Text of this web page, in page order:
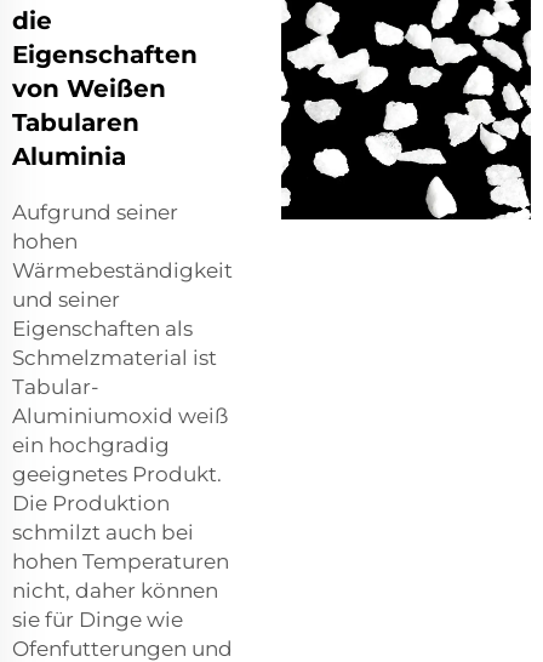
die
Eigenschaften
von Weißen
Tabularen
Aluminia
Aufgrund seiner
hohen
Wärmebeständigkeit
und seiner
Eigenschaften als
Schmelzmaterial ist
Tabular-
Aluminiumoxid weiß
ein hochgradig
geeignetes Produkt.
Die Produktion
schmilzt auch bei
hohen Temperaturen
nicht, daher können
sie für Dinge wie
Ofenfutterungen und